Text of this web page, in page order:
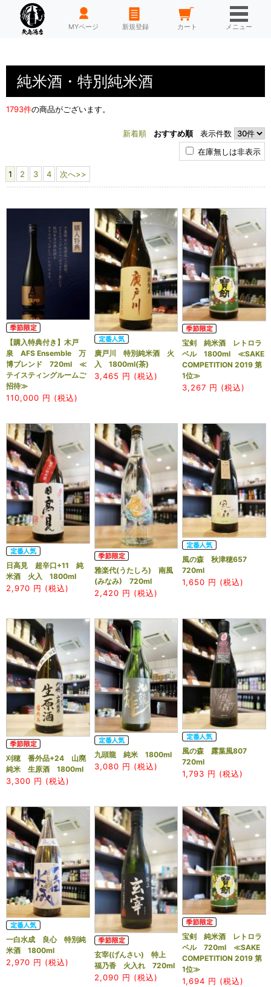
HOME MYページ 新規登録 カート メニュー
純米酒・特別純米酒
1793件の商品がございます。
新着順 おすすめ順表示件数
在庫無しは非表示
1 2 3 4 次へ>>
【購入特典付き】木戸
泉 AFS Ensemble 万
博ブレンド 720ml ≪
テイスティングルームご
招待≫
110,000 円 (税込)
廣戸川 特別純米酒 火
入 1800ml(茶)
3,465 円 (税込)
宝剣 純米酒 レトロラ
ベル 1800ml ≪SAKE
COMPETITION 2019 第
1位≫
3,267 円 (税込)
日高見 超辛口+11 純
米酒 火入 1800ml
2,970 円 (税込)
雅楽代(うたしろ) 南風
(みなみ) 720ml
2,420 円 (税込)
風の森 秋津穂657
720ml
1,650 円 (税込)
刈穂 番外品+24 山廃
純米 生原酒 1800ml
3,300 円 (税込)
九頭龍 純米 1800ml
3,080 円 (税込)
風の森 露葉風807
720ml
1,793 円 (税込)
一白水成 良心 特別純
米酒 1800ml
2,970 円 (税込)
玄宰(げんさい) 特上
福乃香 火入れ 720ml
2,090 円 (税込)
宝剣 純米酒 レトロラ
ベル 720ml ≪SAKE
COMPETITION 2019 第
1位≫
1,694 円 (税込)